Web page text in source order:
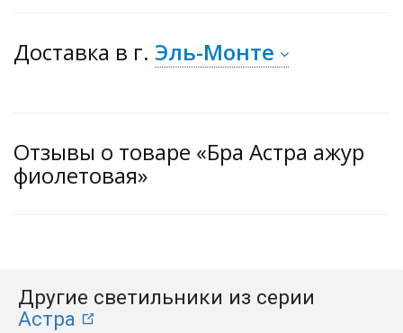
Доставка в г. Эль-Монте
Отзывы о товаре «Бра Астра ажур
фиолетовая»
Другие светильники из серии
Астра